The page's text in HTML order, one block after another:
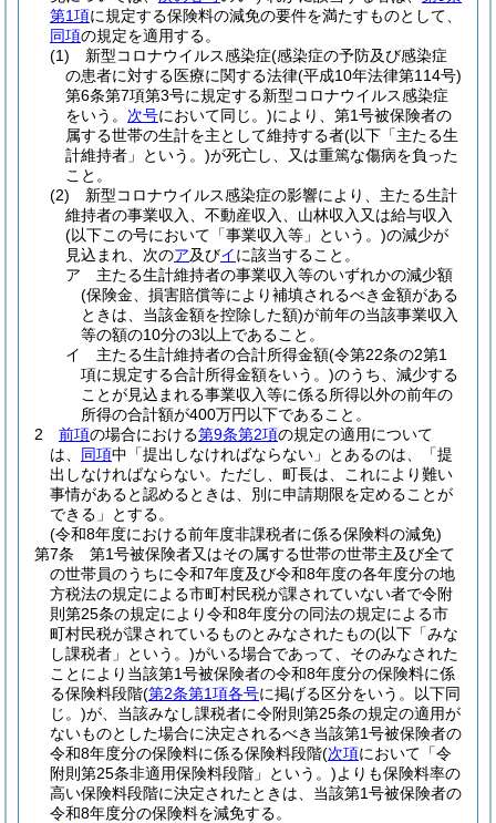
第1項に規定する保険料の減免の要件を満たすものとして、
同項の規定を適用する。
(1)
新型コロナウイルス感染症(感染症の予防及び感染症
の患者に対する医療に関する法律(平成10年法律第114号)
第6条第7項第3号に規定する新型コロナウイルス感染症
をいう。 次号において同じ。)により、第1号被保険者の
属する世帯の生計を主として維持する者(以下「主たる生
計維持者」という。)が死亡し、又は重篤な傷病を負った
こと。
(2)
新型コロナウイルス感染症の影響により、主たる生計
維持者の事業収入、不動産収入、山林収入又は給与収入
(以下この号において「事業収入等」という。)の減少が
見込まれ、次のア及びイに該当すること。
ア
主たる生計維持者の事業収入等のいずれかの減少額
(保険金、損害賠償等により補填されるべき金額がある
ときは、当該金額を控除した額)が前年の当該事業収入
等の額の10分の3以上であること。
イ
主たる生計維持者の合計所得金額(令第22条の2第1
項に規定する合計所得金額をいう。)のうち、減少する
ことが見込まれる事業収入等に係る所得以外の前年の
所得の合計額が400万円以下であること。
2
前項の場合における第9条第2項の規定の適用について
は、 同項中「提出しなければならない」とあるのは、「提
出しなければならない。ただし、町長は、これにより難い
事情があると認めるときは、別に申請期限を定めることが
できる」とする。
(令和8年度における前年度非課税者に係る保険料の減免)
第7条
第1号被保険者又はその属する世帯の世帯主及び全て
の世帯員のうちに令和7年度及び令和8年度の各年度分の地
方税法の規定による市町村民税が課されていない者で令附
則第25条の規定により令和8年度分の同法の規定による市
町村民税が課されているものとみなされたもの(以下「みな
し課税者」という。)がいる場合であって、そのみなされた
ことにより当該第1号被保険者の令和8年度分の保険料に係
る保険料段階(第2条第1項各号に掲げる区分をいう。以下同
じ。)が、当該みなし課税者に令附則第25条の規定の適用が
ないものとした場合に決定されるべき当該第1号被保険者の
令和8年度分の保険料に係る保険料段階(次項において「令
附則第25条非適用保険料段階」という。)よりも保険料率の
高い保険料段階に決定されたときは、当該第1号被保険者の
令和8年度分の保険料を減免する。